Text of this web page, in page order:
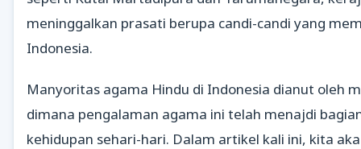
meninggalkan prasati berupa candi-candi yang
Indonesia.
Manyoritas agama Hindu di Indonesia dianut oleh
dimana pengalaman agama ini telah menajdi
kehidupan sehari-hari. Dalam artikel kali ini, kita